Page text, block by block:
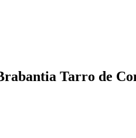
Tarro de